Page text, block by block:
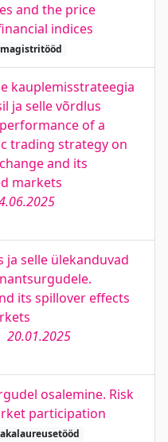
and the price
indices
magistritööd
kauplemisstrateegia
ja selle võrdlus
of a
trading strategy on
and its
markets
selle ülekanduvad
its spillover effects
20.01.2025
osalemine. Risk
participation